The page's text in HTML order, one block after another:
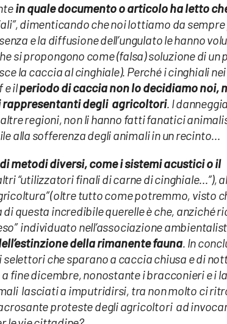
in quale documento o articolo ha letto
dimenticando che noi lottiamo da sempre
e la diffusione dell’ungulato le hanno
si propongono come (falsa) soluzione di un
la caccia al cinghiale). Perché i cinghiali
e ilperiodo di caccia non lo decidiamo noi,
rappresentanti degli agricoltori. I
regioni, non li hanno fatti fanatici
alla sofferenza degli animali in un recinto…
metodi diversi, come i sistemi acustici o il
“utilizzatori finali di carne di cinghiale…”),
(oltre tutto come potremmo, visto
questa incredibile querelle è che, anziché
individuato nell’associazione
della rimanente fauna. In
che sparano a caccia chiusa e di
fine dicembre, nonostante i bracconieri e i
lasciati a imputridirsi, tra non molto ci
proteste degli agricoltori ad